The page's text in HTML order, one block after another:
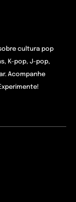
cultura pop
K-pop, J-pop,
Acompanhe